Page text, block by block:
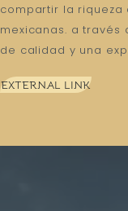
compartir la riqueza
mexicanas. a través
de calidad y una
EXTERNAL LINK